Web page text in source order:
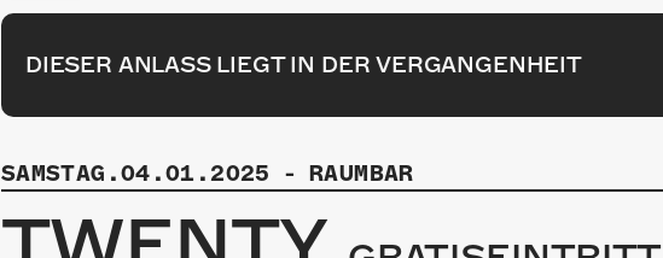
DIESER ANLASS LIEGT IN DER VERGANGENHEIT
SAMSTAG.04.01.2025 - RAUMBAR